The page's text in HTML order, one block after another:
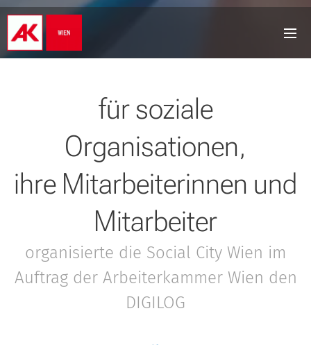
für soziale
Organisationen,
ihre Mitarbeiterinnen und
Mitarbeiter
organisierte die Social City Wien im
Auftrag der Arbeiterkammer Wien den
DIGILOG